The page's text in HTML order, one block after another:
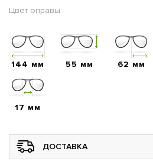
Цвет оправы
144 мм 55 мм 62 мм
17 мм
ДОСТАВКА